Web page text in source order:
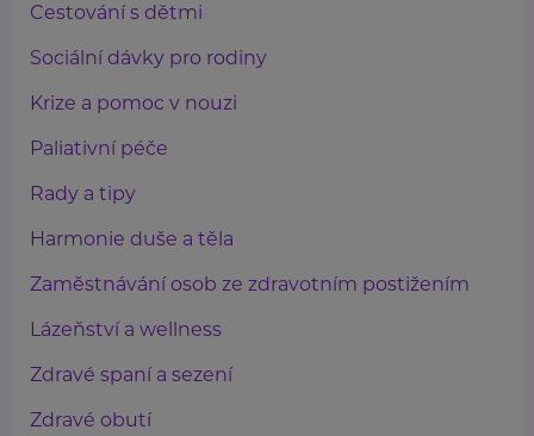
Cestování s dětmi
Sociální dávky pro rodiny
Krize a pomoc v nouzi
Paliativní péče
Rady a tipy
Harmonie duše a těla
Zaměstnávání osob ze zdravotním postižením
Lázeňství a wellness
Zdravé spaní a sezení
Zdravé obutí